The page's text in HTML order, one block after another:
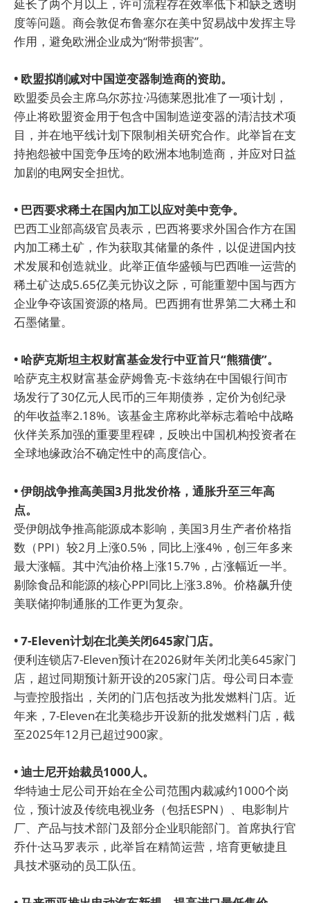
延长了两个月以上，许可流程存在效率低下和缺乏透明
度等问题。商会敦促布鲁塞尔在美中贸易战中发挥主导
作用，避免欧洲企业成为“附带损害”。
• 欧盟拟削减对中国逆变器制造商的资助。
欧盟委员会主席乌尔苏拉·冯德莱恩批准了一项计划，
停止将欧盟资金用于包含中国制造逆变器的清洁技术项
目，并在地平线计划下限制相关研究合作。此举旨在支
持抱怨被中国竞争压垮的欧洲本地制造商，并应对日益
加剧的电网安全担忧。
• 巴西要求稀土在国内加工以应对美中竞争。
巴西工业部高级官员表示，巴西将要求外国合作方在国
内加工稀土矿，作为获取其储量的条件，以促进国内技
术发展和创造就业。此举正值华盛顿与巴西唯一运营的
稀土矿达成5.65亿美元协议之际，可能重塑中国与西方
企业争夺该国资源的格局。巴西拥有世界第二大稀土和
石墨储量。
• 哈萨克斯坦主权财富基金发行中亚首只“熊猫债”。
哈萨克主权财富基金萨姆鲁克-卡兹纳在中国银行间市
场发行了30亿元人民币的三年期债券，定价为创纪录
的年收益率2.18%。该基金主席称此举标志着哈中战略
伙伴关系加强的重要里程碑，反映出中国机构投资者在
全球地缘政治不确定性中的高度信心。
• 伊朗战争推高美国3月批发价格，通胀升至三年高
点。
受伊朗战争推高能源成本影响，美国3月生产者价格指
数（PPI）较2月上涨0.5%，同比上涨4%，创三年多来
最大涨幅。其中汽油价格上涨15.7%，占涨幅近一半。
剔除食品和能源的核心PPI同比上涨3.8%。价格飙升使
美联储抑制通胀的工作更为复杂。
• 7-Eleven计划在北美关闭645家门店。
便利连锁店7-Eleven预计在2026财年关闭北美645家门
店，超过同期预计新开设的205家门店。母公司日本壹
与壹控股指出，关闭的门店包括改为批发燃料门店。近
年来，7-Eleven在北美稳步开设新的批发燃料门店，截
至2025年12月已超过900家。
• 迪士尼开始裁员1000人。
华特迪士尼公司开始在全公司范围内裁减约1000个岗
位，预计波及传统电视业务（包括ESPN）、电影制片
厂、产品与技术部门及部分企业职能部门。首席执行官
乔什·达马罗表示，此举旨在精简运营，培育更敏捷且
具技术驱动的员工队伍。